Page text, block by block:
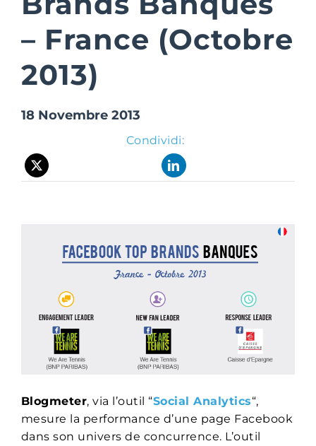
Suite Login
– France (Octobre
2013)
18 Novembre 2013
Condividi:
Blogmeter, via l’outil “Social Analytics“,
mesure la performance d’une page Facebook
dans son univers de concurrence. L’outil